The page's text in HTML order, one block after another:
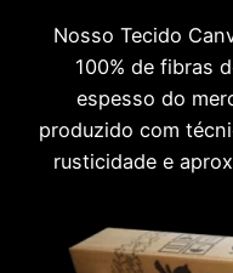
Nosso Tecido
100% de fibras
espesso do
produzido com
rusticidade e